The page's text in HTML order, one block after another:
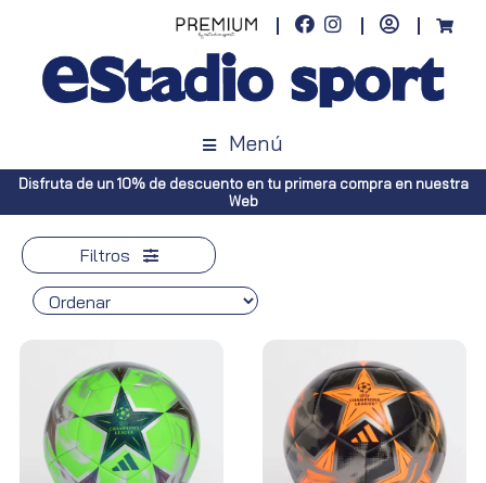
Menú
en tu primera compra en nuestra
Envíos gratuitos a toda
Filtros